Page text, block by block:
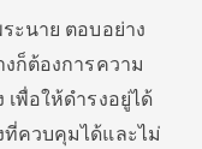
ะนาย ตอบอย่าง
ก็ต้องการความ
พื่อให้ดำรงอยู่ได้
ควบคุมได้และไม่